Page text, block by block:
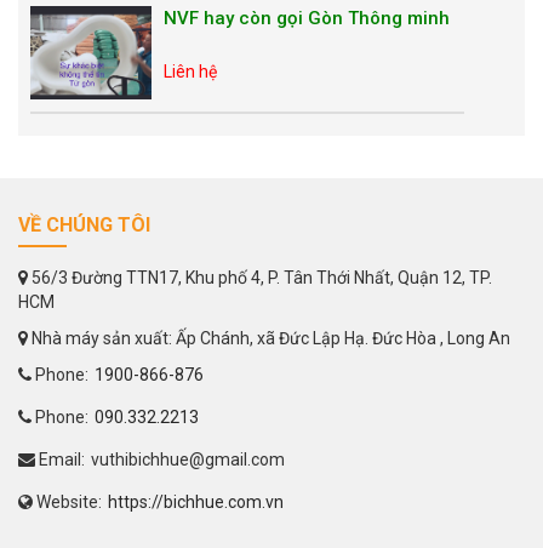
NVF hay còn gọi Gòn Thông minh
Liên hệ
VỀ CHÚNG TÔI
56/3 Đường TTN17, Khu phố 4, P. Tân Thới Nhất, Quận 12, TP.
HCM
Nhà máy sản xuất: Ấp Chánh, xã Đức Lập Hạ. Đức Hòa , Long An
Phone: 1900-866-876
Phone: 090.332.2213
Email: vuthibichhue@gmail.com
Website: https://bichhue.com.vn